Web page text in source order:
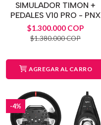
SIMULADOR TIMON +
PEDALES V10 PRO - PNX
$1.300.000 COP
$1.380.000 COP
AGREGAR AL CARRO
-4%